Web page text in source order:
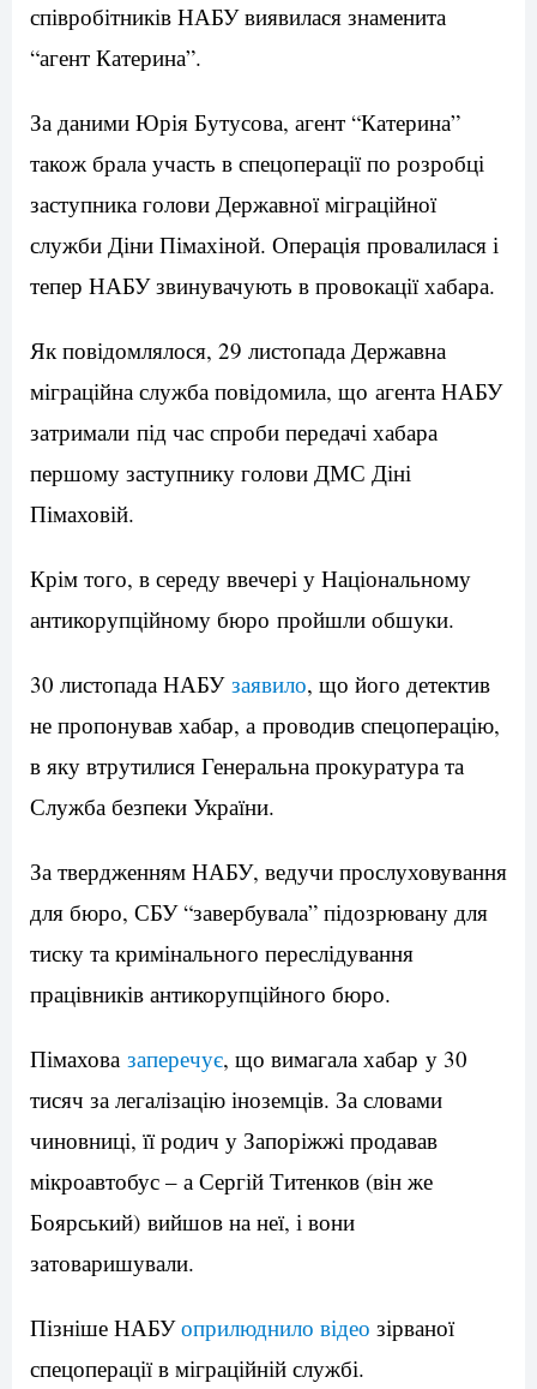
співробітників НАБУ виявилася знаменита
“агент Катерина”.
За даними Юрія Бутусова, агент “Катерина”
також брала участь в спецоперації по розробці
заступника голови Державної міграційної
служби Діни Пімахіной. Операція провалилася і
тепер НАБУ звинувачують в провокації хабара.
Як повідомлялося, 29 листопада Державна
міграційна служба повідомила, що агента НАБУ
затримали під час спроби передачі хабара
першому заступнику голови ДМС Діні
Пімаховій.
Крім того, в середу ввечері у Національному
антикорупційному бюро пройшли обшуки.
30 листопада НАБУ заявило, що його детектив
не пропонував хабар, а проводив спецоперацію,
в яку втрутилися Генеральна прокуратура та
Служба безпеки України.
За твердженням НАБУ, ведучи прослуховування
для бюро, СБУ “завербувала” підозрювану для
тиску та кримінального переслідування
працівників антикорупційного бюро.
Пімахова заперечує, що вимагала хабар у 30
тисяч за легалізацію іноземців. За словами
чиновниці, її родич у Запоріжжі продавав
мікроавтобус – а Сергій Титенков (він же
Боярський) вийшов на неї, і вони
затоваришували.
Пізніше НАБУоприлюднило відео зірваної
спецоперації в міграційній службі.